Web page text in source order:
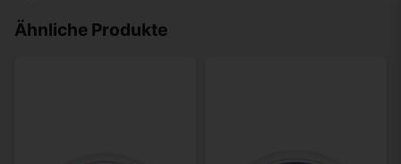
Ähnliche Produkte